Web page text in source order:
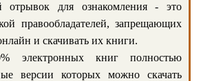
отрывок для ознакомления - это
правообладателей, запрещающих
и скачивать их книги.
электронных книг полностью
версии которых можно скачать